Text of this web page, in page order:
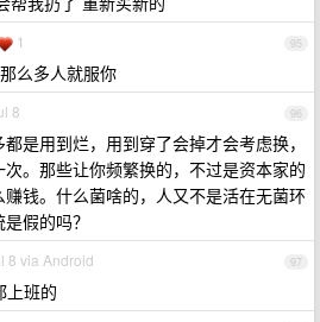
95
1
么多人就服你
96
8
是用到烂，用到穿了会掉才会考虑换，
。那些让你频繁换的，不过是资本家的
钱。什么菌啥的，人又不是活在无菌环
假的吗？
97
8 via Android
上班的